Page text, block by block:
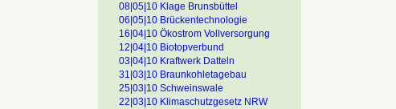
08|05|10 Klage Brunsbüttel
06|05|10 Brückentechnologie
16|04|10 Ökostrom Vollversorgung
12|04|10 Biotopverbund
03|04|10 Kraftwerk Datteln
31|03|10 Braunkohletagebau
25|03|10 Schweinswale
22|03|10 Klimaschutzgesetz NRW